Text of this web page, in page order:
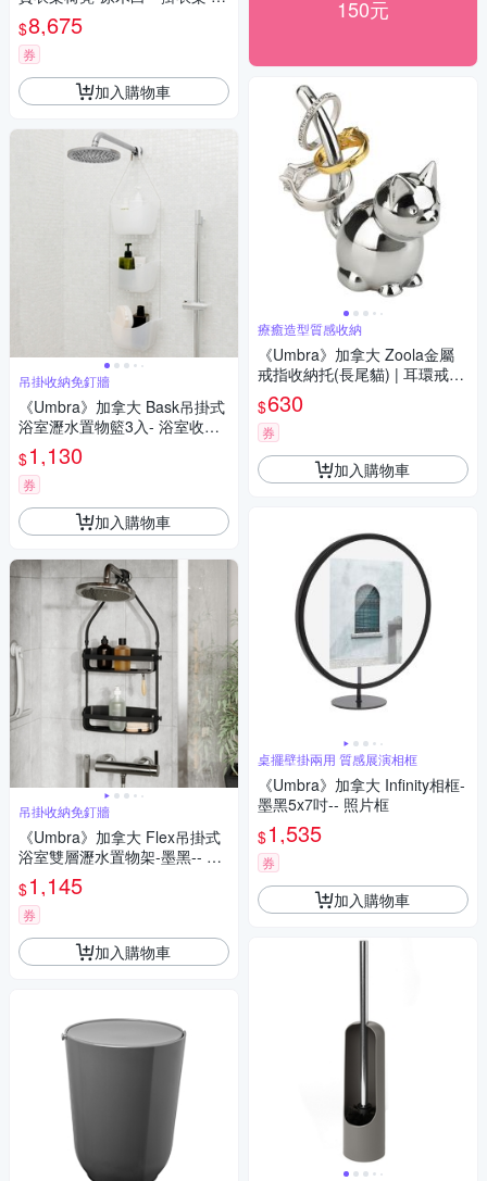
帽架
$8,675
券
加入購物車
吊掛收納免釘牆
《Umbra》加拿大 Bask吊掛式
浴室瀝水置物籃3入- 浴室收納
架 瓶罐置物架
$1,130
券
加入購物車
吊掛收納免釘牆
《Umbra》加拿大 Flex吊掛式
浴室雙層瀝水置物架-墨黑-- 浴
室收納架 瓶罐置物架
$1,145
券
加入購物車
150元
療癒造型質感收納
《Umbra》加拿大 Zoola金屬
戒指收納托(長尾貓) | 耳環戒指
架 首飾收納架
$630
券
加入購物車
桌擺壁掛兩用 質感展演相框
《Umbra》加拿大 Infinity相框-
墨黑5x7吋-- 照片框
$1,535
券
加入購物車